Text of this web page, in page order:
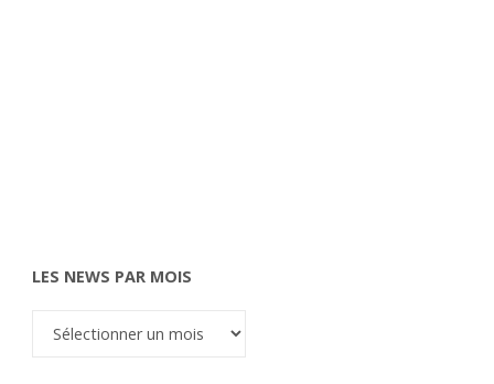
LES NEWS PAR MOIS